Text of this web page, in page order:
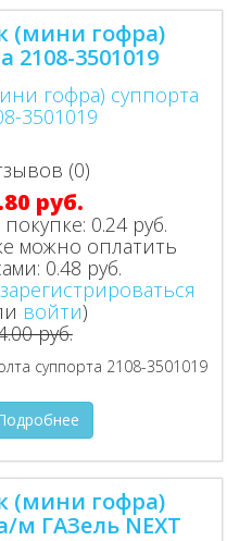
(мини гофра)
2108-3501019
(0)
руб.
0.24 руб.
можно оплатить
0.48 руб.
зарегистрироваться
войти)
руб.
суппорта 2108-3501019
(мини гофра)
м ГАЗель NEXT